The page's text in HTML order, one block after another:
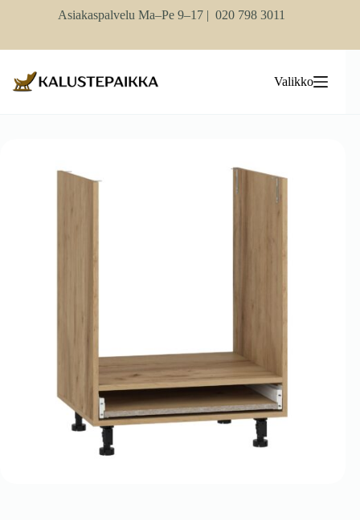
Asiakaspalvelu Ma–Pe 9–17 | 020 798 3011
Valikko